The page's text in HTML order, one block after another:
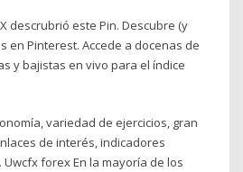
descrubrió este Pin. Descubre (y
en Pinterest. Accede a docenas de
y bajistas en vivo para el índice
variedad de ejercicios, gran
de interés, indicadores
forex En la mayoría de los